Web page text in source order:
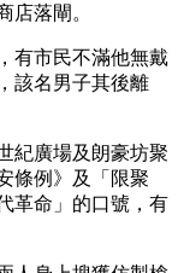
店落閘。
有市民不滿他無戴
該名男子其後離
紀廣場及朗豪坊聚
條例》及「限聚
革命」的口號，有